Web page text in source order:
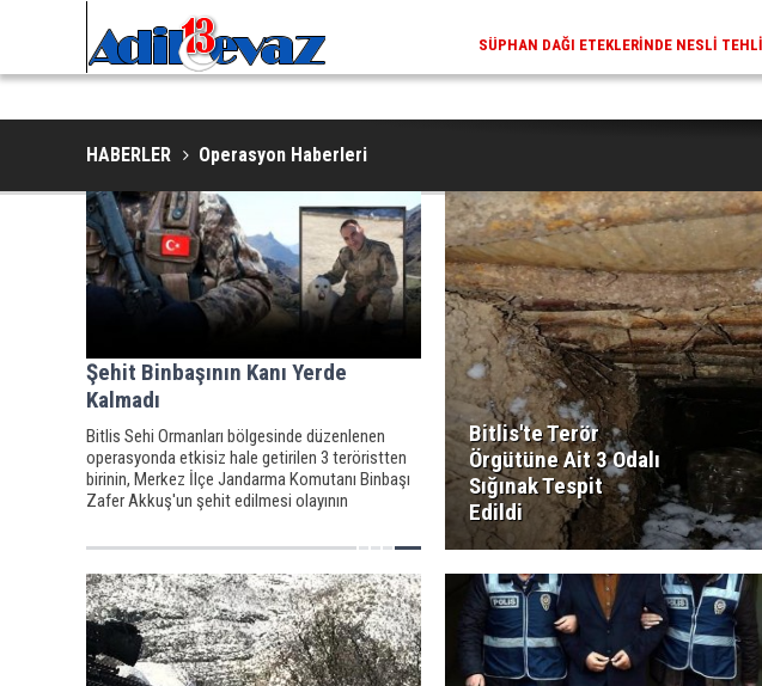
ADILCEVAZ ESKI KAYMAKAMLARINDAN
HABERLER Operasyon Haberleri
Şehit Binbaşının Kanı Yerde
Kalmadı
Bitlis Sehi Ormanları bölgesinde düzenlenen
operasyonda etkisiz hale getirilen 3 teröristten
birinin, Merkez İlçe Jandarma Komutanı Binbaşı
Zafer Akkuş'un şehit edilmesi olayının
Bitlis'te Terör
Örgütüne Ait 3 Odalı
Sığınak Tespit
Edildi